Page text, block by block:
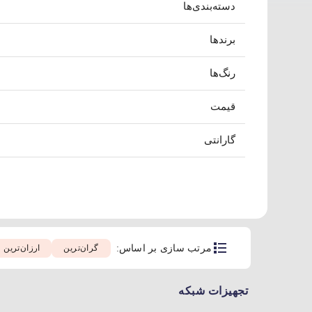
دسته‌بندی‌ها
برندها
رنگ‌ها
قیمت
گارانتی
مرتب سازی بر اساس: گران‌ترین ارزان‌ترین
تجهیزات شبکه